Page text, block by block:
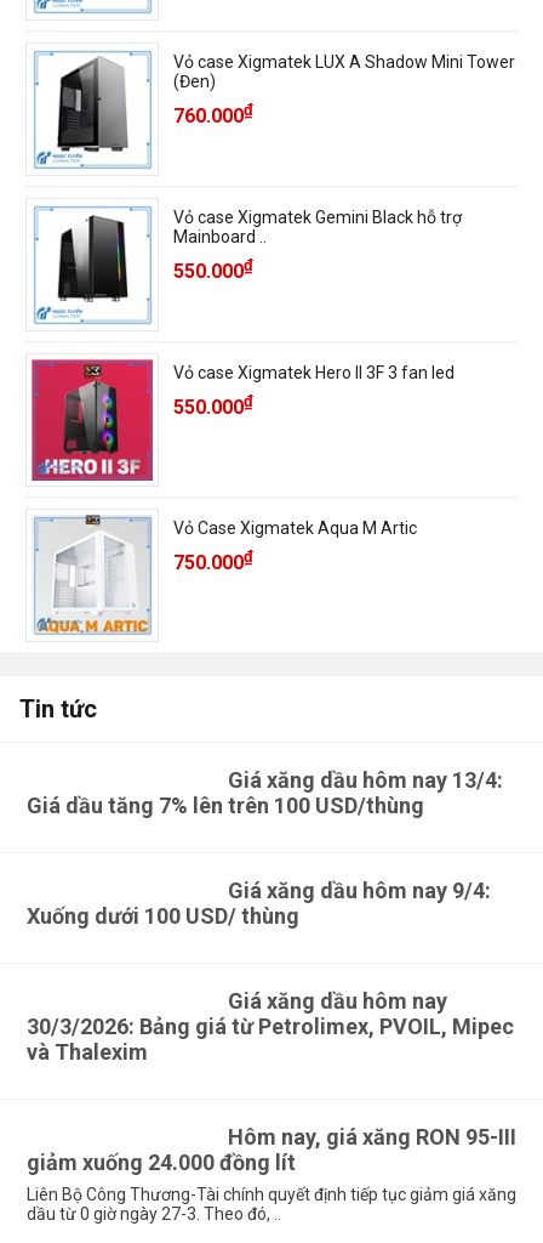
Vỏ case Xigmatek LUX A Shadow Mini Tower
(Đen)
760.000₫
Vỏ case Xigmatek Gemini Black hỗ trợ
Mainboard ..
550.000₫
Vỏ case Xigmatek Hero II 3F 3 fan led
550.000₫
Vỏ Case Xigmatek Aqua M Artic
750.000₫
Tin tức
Giá xăng dầu hôm nay 13/4:
Giá dầu tăng 7% lên trên 100 USD/thùng
Giá xăng dầu hôm nay 9/4:
Xuống dưới 100 USD/ thùng
Giá xăng dầu hôm nay
30/3/2026: Bảng giá từ Petrolimex, PVOIL, Mipec
và Thalexim
Hôm nay, giá xăng RON 95-III
giảm xuống 24.000 đồng lít
Liên Bộ Công Thương-Tài chính quyết định tiếp tục giảm giá xăng
dầu từ 0 giờ ngày 27-3. Theo đó, ..